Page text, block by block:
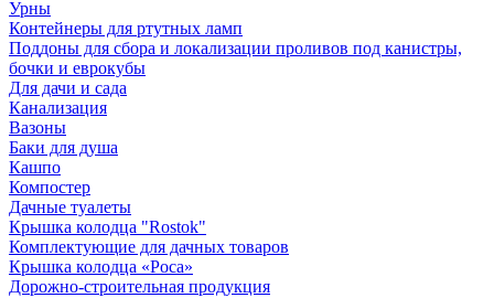
Урны
Контейнеры для ртутных ламп
Поддоны для сбора и локализации проливов под канистры,
бочки и еврокубы
Для дачи и сада
Канализация
Вазоны
Баки для душа
Кашпо
Компостер
Дачные туалеты
Крышка колодца "Rostok"
Комплектующие для дачных товаров
Крышка колодца «Роса»
Дорожно-строительная продукция